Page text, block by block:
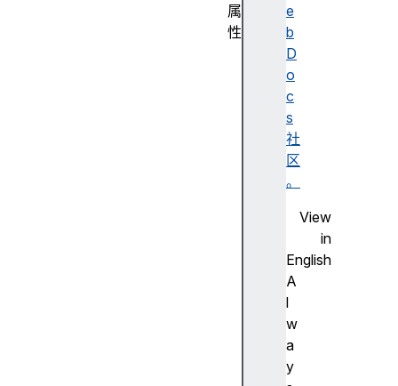
e
b
D
o
c
s
社
区
。
View
in
English
A
l
w
a
y
属
性